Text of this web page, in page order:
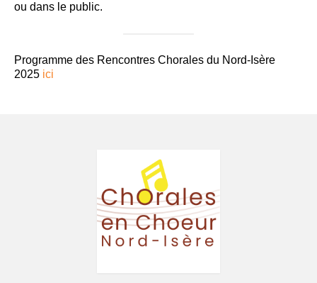
ou dans le public.
Programme des Rencontres Chorales du Nord-Isère
2025 ici